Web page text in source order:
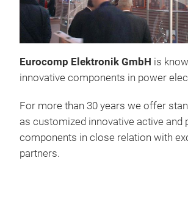
Eurocomp Elektronik GmbH is
innovative components in power
For more than 30 years we offer
as customized innovative active and
components in close relation with
partners.